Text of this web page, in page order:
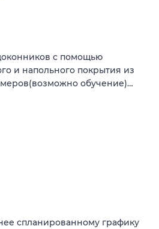
с помощью
и напольного покрытия из
обучение)…
спланированному графику